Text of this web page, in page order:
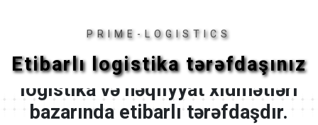
PRIME-LOGISTICS
Etibarlı logistika tərəfdaşınız
“Prime Logistics” 2021-ci ildən
logistika və nəqliyyat xidmətləri
bazarında etibarlı tərəfdaşdır.